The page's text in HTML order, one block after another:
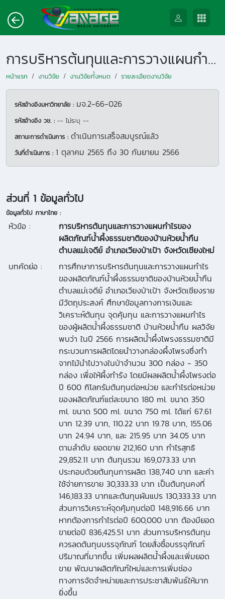
การบริหารต้นทุนและการวางแผนกำไรของผลิตภัณฑ์น้ำผึ้งธรรมชาติของบ้านห้วยน้ำกืน ตำบลแม่เจดีย์ อำเภอเวียงป่าเป้า จังหวัดเชียงใหม่
หน้าแรก งานวิจัย งานวิจัยทั้งหมด รายละเอียดงานวิจัย
รหัสอ้างอิงมหาวิทยาลัย : มจ.2-66-026
รหัสอ้างอิง วช. : -- ไม่ระบุ --
สถานะการดำเนินการ : ดำเนินการเสร็จสมบูรณ์แล้ว
วันที่ดำเนินการ : 1 ตุลาคม 2565 ถึง 30 กันยายน 2566
ส่วนที่ 1 ข้อมูลทั่วไป
ข้อมูลทั่วไป ภาษาไทย :
หัวข้อ :
การบริหารต้นทุนและการวางแผนกำไรของ
ผลิตภัณฑ์น้ำผึ้งธรรมชาติของบ้านห้วยน้ำกืน
ตำบลแม่เจดีย์ อำเภอเวียงป่าเป้า จังหวัดเชียงใหม่
บทคัดย่อ :
การศึกษาการบริหารต้นทุนและการวางแผนกำไร
ของผลิตภัณฑ์น้ำผึ้งธรรมชาติของบ้านห้วยน้ำกืน
ตำบลแม่เจดีย์ อำเภอเวียงป่าเป้า จังหวัดเชียงราย
มีวัตถุประสงค์ ศึกษาข้อมูลทางการเงินและ
วิเคราะห์ต้นทุน จุดคุ้มทุน และการวางแผนกำไร
ของผู้ผลิตน้ำผึ้งธรรมชาติ บ้านห้วยน้ำกืน ผลวิจัย
พบว่า ในปี 2566 การผลิตน้ำผึ้งโพรงธรรมชาติมี
กระบวนการผลิตโดยนำวางกล่องผึ้งโพรงซึ่งทำ
จากไม้นำไปวางในป่าจำนวน 300 กล่อง - 350
กล่อง เพื่อให้ผึ้งทำรัง โดยมีผลผลิตน้ำผึ้งโพรงต่อ
ปี 600 กิโลกรัมต้นทุนต่อหน่วย และกำไรต่อหน่วย
ของผลิตภัณฑ์แต่ละขนาด 180 ml. ขนาด 350
ml. ขนาด 500 ml. ขนาด 750 ml. ได้แก่ 67.61
บาท 12.39 บาท, 110.22 บาท 19.78 บาท, 155.06
บาท 24.94 บาท, และ 215.95 บาท 34.05 บาท
ตามลำดับ ยอดขาย 212,160 บาท กำไรสุทธิ
29,852.11 บาท ต้นทุนรวม 169,073.33 บาท
ประกอบด้วยต้นทุนการผลิต 138,740 บาท และค่า
ใช้จ่ายการขาย 30,333.33 บาท เป็นต้นทุนคงที่
146,183.33 บาทและต้นทุนผันแปร 130,333.33 บาท
ส่วนการวิเคราะห์จุดคุ้มทุนต่อปี 148,916.66 บาท
หากต้องการกำไรต่อปี 600,000 บาท ต้องมียอด
ขายต่อปี 836,425.51 บาท ส่วนการบริหารต้นทุน
ควรลดต้นทุนบรรจุภัณฑ์ โดยสั่งซื้อบรรจุภัณฑ์
ปริมาณที่มากขึ้น เพิ่มผลผลิตน้ำผึ้งและเพิ่มยอด
ขาย พัฒนาผลิตภัณฑ์ใหม่และการเพิ่มช่อง
ทางการจัดจำหน่ายและการประชาสัมพันธ์ให้มาก
ยิ่งขึ้น